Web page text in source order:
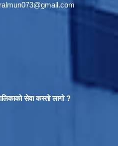
सेवा कस्ताे लागो ?